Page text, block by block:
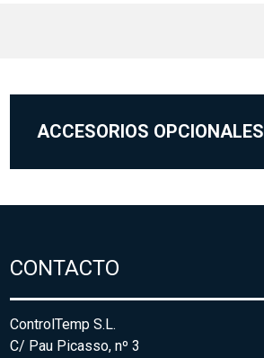
ACCESORIOS OPCIONALES
CONTACTO
ControlTemp S.L.
C/ Pau Picasso, nº 3